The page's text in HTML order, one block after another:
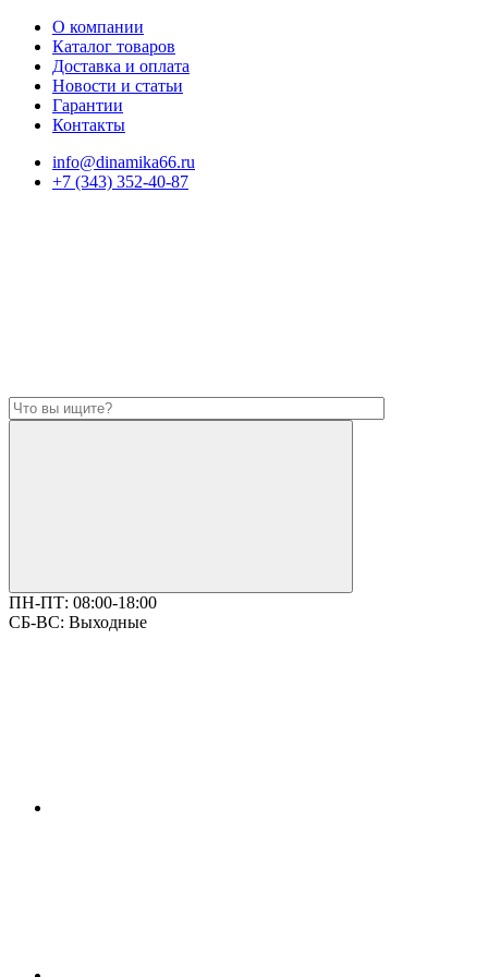
О компании
Каталог товаров
Доставка и оплата
Новости и статьи
Гарантии
Контакты
info@dinamika66.ru
+7 (343) 352-40-87
ПН-ПТ: 08:00-18:00
СБ-ВС: Выходные